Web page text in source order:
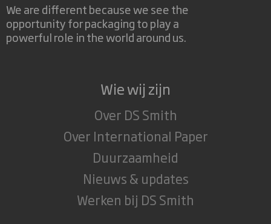
We are different because we see the
opportunity for packaging to play a
powerful role in the world around us.
Wie wij zijn
Over DS Smith
Over International Paper
Duurzaamheid
Nieuws & updates
Werken bij DS Smith